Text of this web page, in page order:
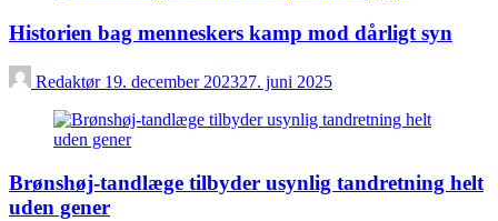
Historien bag menneskers kamp mod dårligt syn
Redaktør 19. december 202327. juni 2025
Brønshøj-tandlæge tilbyder usynlig tandretning helt
uden gener